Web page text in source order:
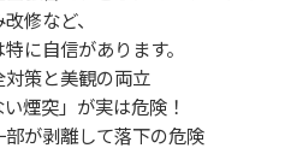
修など、
に自信があります。
策と美観の両立
煙突」が実は危険！
が剥離して落下の危険